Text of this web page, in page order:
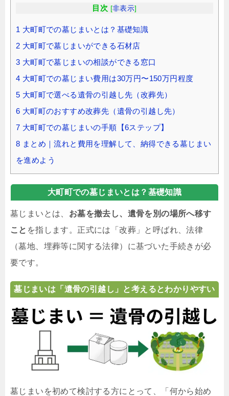
目次 [非表示]
1 大町町での墓じまいとは？基礎知識
2 大町町で墓じまいができる石材店
3 大町町で墓じまいの相談ができる窓口
4 大町町での墓じまい費用は30万円〜150万円程度
5 大町町で選べる遺骨の引越し先（改葬先）
6 大町町のおすすめ改葬先（遺骨の引越し先）
7 大町町での墓じまいの手順【6ステップ】
8 まとめ｜流れと費用を理解して、納得できる墓じまい
を進めよう
大町町での墓じまいとは？基礎知識
墓じまいとは、 お墓を撤去し、遺骨を別の場所へ移す
こと を指します。正式には「改葬」と呼ばれ、法律
（墓地、埋葬等に関する法律）に基づいた手続きが必
要です。
墓じまいは「遺骨の引越し」と考えるとわかりやすい
墓じまいを初めて検討する方にとって、「何から始め